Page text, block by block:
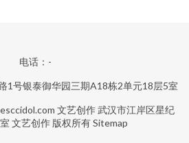
电话：-
1号银泰御华园三期A18栋2单元18层5室
文艺创作武汉市江岸区星纪
文艺创作 版权所有Sitemap